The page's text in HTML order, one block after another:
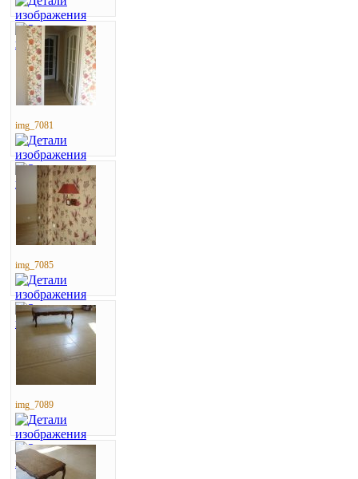
img_7081
img_7085
img_7089